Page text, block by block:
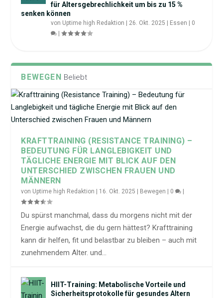
für Altersgebrechlichkeit um bis zu 15 %
senken können
von Uptime high Redaktion 26. Okt. 2025 Essen
0
|
BEWEGEN Beliebt
KRAFTTRAINING (RESISTANCE TRAINING) –
BEDEUTUNG FÜR LANGLEBIGKEIT UND
TÄGLICHE ENERGIE MIT BLICK AUF DEN
UNTERSCHIED ZWISCHEN FRAUEN UND
MÄNNERN
von Uptime high Redaktion 16. Okt. 2025 Bewegen 0
Du spürst manchmal, dass du morgens nicht mit der
Energie aufwachst, die du gern hättest? Krafttraining
kann dir helfen, fit und belastbar zu bleiben – auch mit
zunehmendem Alter. und...
HIIT-Training: Metabolische Vorteile und
Sicherheitsprotokolle für gesundes Altern